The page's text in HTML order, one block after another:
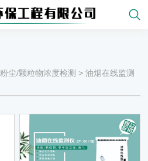
粉尘/颗粒物浓度检测 >油烟在线监测